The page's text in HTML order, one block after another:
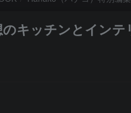
キッチンとインテ